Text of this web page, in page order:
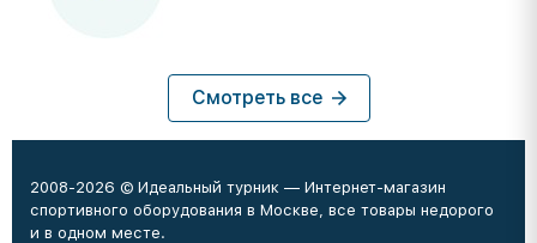
Смотреть все
2008-2026 © Идеальный турник — Интернет-магазин
спортивного оборудования в Москве, все товары недорого
и в одном месте.